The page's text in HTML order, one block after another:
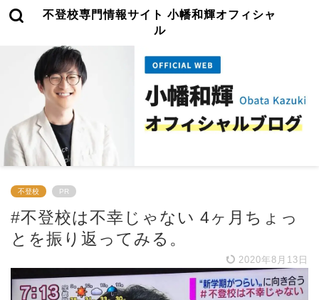
不登校専門情報サイト 小幡和輝オフィシャ
ル
不登校 PR
#不登校は不幸じゃない 4ヶ月ちょっ
とを振り返ってみる。
2020年8月13日